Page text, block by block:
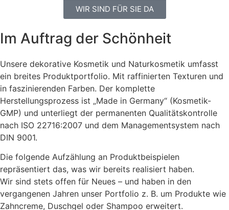
WIR SIND FÜR SIE DA
Im Auftrag der Schönheit
Unsere dekorative Kosmetik und Naturkosmetik umfasst
ein breites Produktportfolio. Mit raffinierten Texturen und
in faszinierenden Farben. Der komplette
Herstellungsprozess ist „Made in Germany“ (Kosmetik-
GMP) und unterliegt der permanenten Qualitätskontrolle
nach ISO 22716:2007 und dem Managementsystem nach
DIN 9001.
Die folgende Aufzählung an Produktbeispielen
repräsentiert das, was wir bereits realisiert haben.
Wir sind stets offen für Neues – und haben in den
vergangenen Jahren unser Portfolio z. B. um Produkte wie
Zahncreme, Duschgel oder Shampoo erweitert.